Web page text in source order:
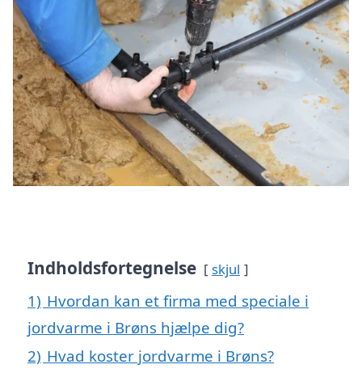
Indholdsfortegnelse skjul
1) Hvordan kan et firma med speciale i
jordvarme i Brøns hjælpe dig?
2) Hvad koster jordvarme i Brøns?